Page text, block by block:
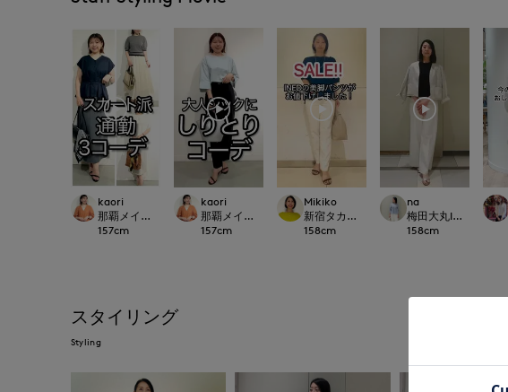
kaori
那覇メインプレイスI.T.'S.international
157cm
kaori
那覇メインプレイスI.T.'S.international
157cm
Mikiko
新宿タカシマヤSUPERIOR CLOSET
158cm
na
梅田大丸INED
158cm
スタイリング
Styling